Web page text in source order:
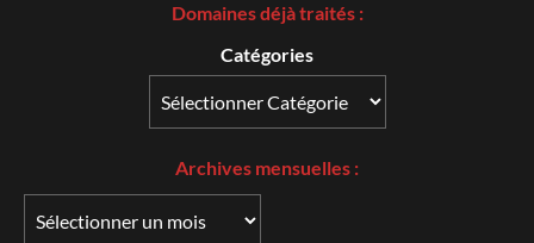
Domaines déjà traités :
Catégories
Archives mensuelles :